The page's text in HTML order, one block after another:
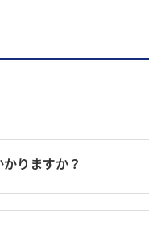
りますか？